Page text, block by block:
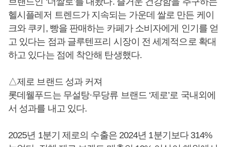
헬시플레저 트렌드가 지속되는 가운데 쌀로 만든 케이
크와 쿠키, 빵을 판매하는 카페가 소비자에게 인기를 얻
고 있다는 점과 글루텐프리 시장이 전 세계적으로 확대
하고 있다는 점에 착안해 탄생했다.
△제로 브랜드 성과 커져
롯데웰푸드는 무설탕·무당류 브랜드 ‘제로’로 국내외에
서 성과를 내고 있다.
2025년 1분기 제로의 수출은 2024년 1분기보다 314%